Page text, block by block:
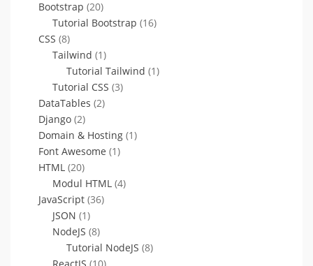
Bootstrap (20)
Tutorial Bootstrap (16)
CSS (8)
Tailwind (1)
Tutorial Tailwind (1)
Tutorial CSS (3)
DataTables (2)
Django (2)
Domain & Hosting (1)
Font Awesome (1)
HTML (20)
Modul HTML (4)
JavaScript (36)
JSON (1)
NodeJS (8)
Tutorial NodeJS (8)
ReactJS (10)